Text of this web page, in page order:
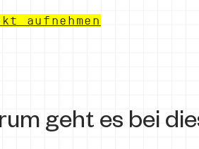
aufnehmen
geht es bei